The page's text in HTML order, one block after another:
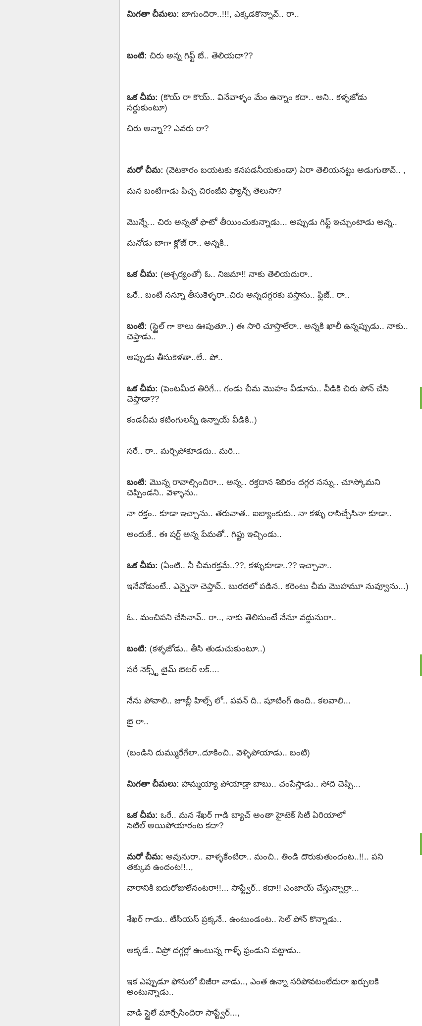
మిగతా చీమలు: బాగుందిరా..!!!, ఎక్కడకొన్నావ్.. రా..
బంటి: చిరు అన్న గిఫ్ట్ బే.. తెలియదా??
ఒక చీమ: (కొయ్ రా కొయ్.. వినేవాళ్ళం మేం ఉన్నాం కదా.. అని.. కళ్ళజోడు
సర్దుకుంటూ)
చిరు అన్నా?? ఎవరు రా?
మరో చీమ: (వెటకారం బయటకు కనపడనీయకుండా) ఏరా తెలియనట్టు అడుగుతావ్.. ,
మన బంటిగాడు పిచ్చ చిరంజీవి ఫ్యాన్స్ తెలుసా?
మొన్నే... చిరు అన్నతో ఫొటో తీయించుకున్నాడు... అప్పుడు గిఫ్ట్ ఇచ్చుంటాడు అన్న..
మనోడు బాగా క్లోజ్ రా.. అన్నకి..
ఒక చీమ: (ఆశ్చర్యంతో) ఓ.. నిజమా!! నాకు తెలియదురా..
ఒరే.. బంటీ నన్నూ తీసుకెళ్ళరా..చిరు అన్నదగ్గరకు వస్తాను.. ఫ్లీజ్.. రా..
బంటి: (స్టైల్ గా కాలు ఊపుతూ..) ఈ సారి చూస్తాలేరా.. అన్నకి ఖాలీ ఉన్నప్పుడు.. నాకు..
చెప్తాడు..
అప్పుడు తీసుకెళతా..లే.. పో..
ఒక చీమ: (పెంటమీద తిరిగే... గండు చీమ మొహం వీడూను.. వీడికి చిరు పోన్ చేసి
చెప్తాడా??
కండచీమ కటింగులన్నీ ఉన్నాయ్ వీడికి..)
సరే.. రా.. మర్చిపోకూడదు.. మరి...
బంటి: మొన్న రావాల్సిందిరా... అన్న.. రక్తదాన శిబిరం దగ్గర నన్ను.. చూస్కోమని
చెప్పిండని.. వెళ్ళాను..
నా రక్తం.. కూడా ఇచ్చాను.. తరువాత.. ఐబ్యాంకుకు.. నా కళ్ళు రాసిచ్చేసినా కూడా..
అందుకే.. ఈ షర్ట్ అన్న పేమతో.. గిఫ్టు ఇచ్చిండు..
ఒక చీమ: (ఏంటి.. నీ చీమరక్తమే..??, కళ్ళుకూడా..?? ఇచ్చావా..
ఇనేవోడుంటే.. ఎన్నైనా చెప్తావ్.. బురదలో పడిన.. కరెంటు చీమ మొహమూ నువ్వూను...)
ఓ.. మంచిపని చేసినావ్.. రా.., నాకు తెలిసుంటే నేనూ వద్దునురా..
బంటి: (కళ్ళజోడు.. తీసి తుడుచుకుంటూ..)
సరే నెక్స్ట్ టైమ్ బెటర్ లక్....
నేను పోవాలి.. జూబ్లీ హిల్స్ లో.. పవన్ ది.. షూటింగ్ ఉంది.. కలవాలి...
బై రా..
(బండిని దుమ్మురేగేలా..దూకించి.. వెళ్ళిపోయాడు.. బంటి)
మిగతా చీమలు: హమ్మయ్యా పోయాడ్రా బాబు.. చంపేస్తాడు.. సోది చెప్పి...
ఒక చీమ: ఒరే.. మన శేఖర్ గాడి బ్యాచ్ అంతా హైటెక్ సిటీ ఏరియాలో
సెటిల్ అయిపోయారంట కదా?
మరో చీమ: అవునురా.. వాళ్ళకేంటిరా.. మంచి.. తిండి దొరుకుతుందంట..!!.. పని
తక్కువ ఉందంట!!..,
వారానికి ఐదురోజులేనంటరా!!... సాఫ్ట్వేర్.. కదా!! ఎంజాయ్ చేస్తున్నార్రా...
శేఖర్ గాడు.. టీసీయస్ ప్రక్కనే.. ఉంటుండంట.. సెల్ పోన్ కొన్నాడు..
అక్కడే.. విప్రో దగ్గర్లో ఉంటున్న గాళ్ళ్ ఫ్రండుని పట్టాడు..
ఇక ఎప్పుడూ ఫోనులో బిజీరా వాడు.., ఎంత ఉన్నా సరిపోవటంలేదురా ఖర్చులకి
అంటున్నాడు..
వాడి స్టైలే మార్చేసిందిరా సాప్ట్వేర్...,